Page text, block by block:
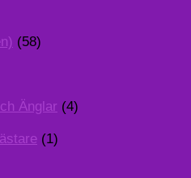
(58)
Änglar (4)
(1)